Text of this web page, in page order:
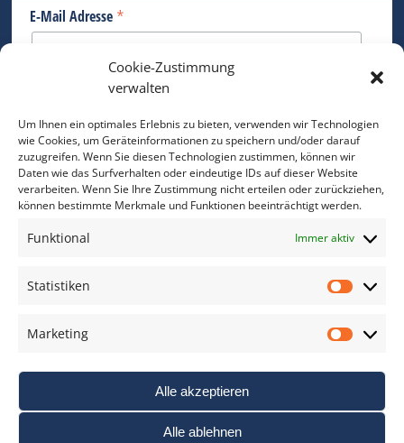
Cookie-Zustimmung
verwalten
Um Ihnen ein optimales Erlebnis zu bieten, verwenden wir Technologien
wie Cookies, um Geräteinformationen zu speichern und/oder darauf
zuzugreifen. Wenn Sie diesen Technologien zustimmen, können wir
Daten wie das Surfverhalten oder eindeutige IDs auf dieser Website
verarbeiten. Wenn Sie Ihre Zustimmung nicht erteilen oder zurückziehen,
können bestimmte Merkmale und Funktionen beeinträchtigt werden.
Funktional Immer aktiv
Statistiken
Marketing
Alle akzeptieren
Alle ablehnen
E-Mail Adresse *
Bitte geben Sie Ihre E-Mail Adresse ein.
*